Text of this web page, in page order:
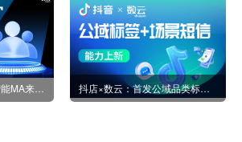
抖店×数云：首发公域品类标签，精准捕捉高潜用户实现高效转化